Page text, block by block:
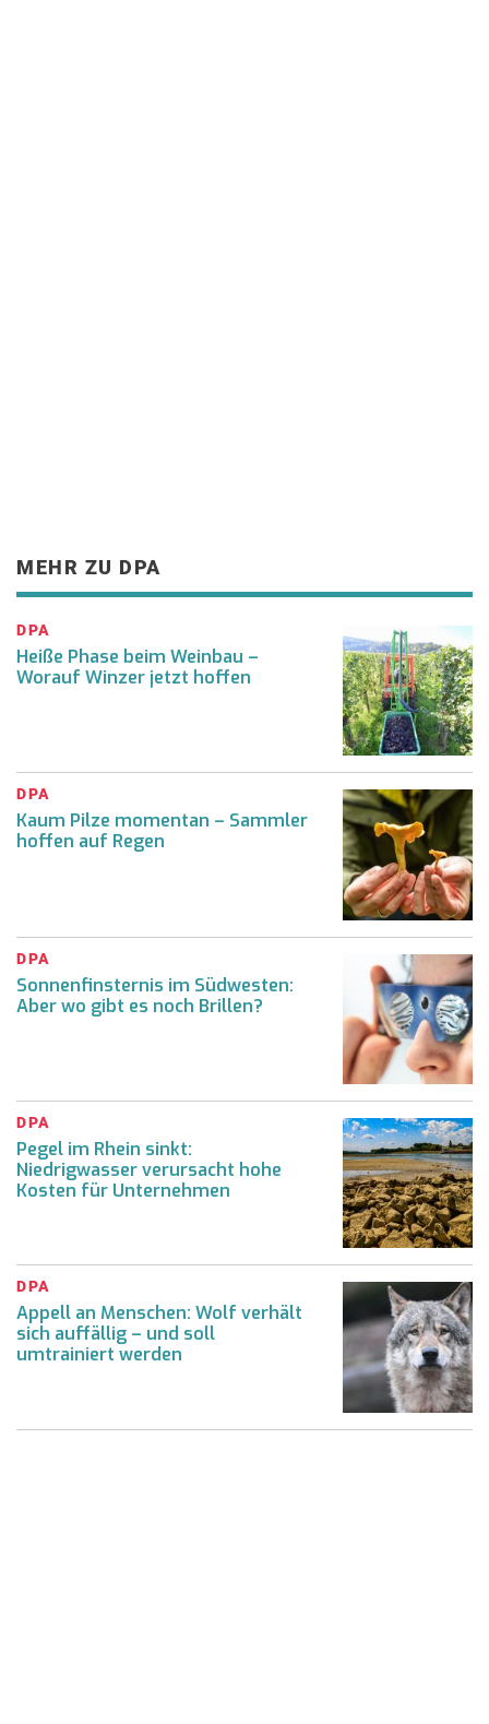
MEHR ZU DPA
DPA
Heiße Phase beim Weinbau –
Worauf Winzer jetzt hoffen
DPA
Kaum Pilze momentan – Sammler
hoffen auf Regen
DPA
Sonnenfinsternis im Südwesten:
Aber wo gibt es noch Brillen?
DPA
Pegel im Rhein sinkt:
Niedrigwasser verursacht hohe
Kosten für Unternehmen
DPA
Appell an Menschen: Wolf verhält
sich auffällig – und soll
umtrainiert werden